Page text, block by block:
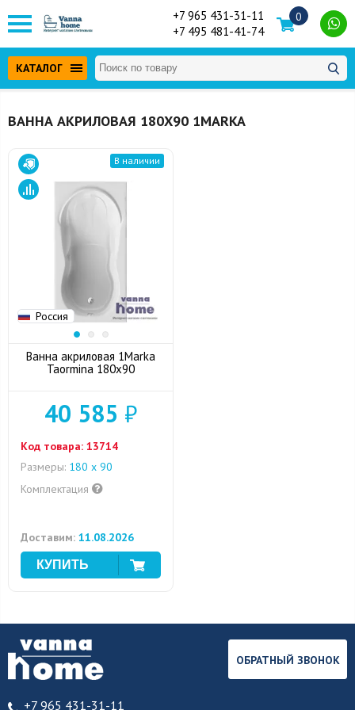
+7 965 431-31-11
+7 495 481-41-74
0
КАТАЛОГ
ВАННА АКРИЛОВАЯ 180Х90 1MARKA
Россия
В наличии
Ванна акриловая 1Marka
Taormina 180x90
40 585 ₽
Код товара: 13714
Размеры: 180 х 90
Комплектация
Доставим: 11.08.2026
+7 965 431-31-11
ОБРАТНЫЙ ЗВОНОК